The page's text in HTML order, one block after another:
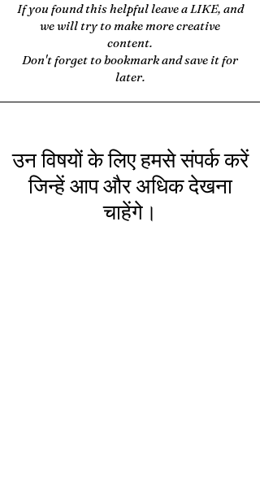
If you found this helpful leave a LIKE, and
we will try to make more creative
content.
Don't forget to bookmark and save it for
later.
उन विषयों के लिए हमसे संपर्क करें
जिन्हें आप और अधिक देखना
चाहेंगे।